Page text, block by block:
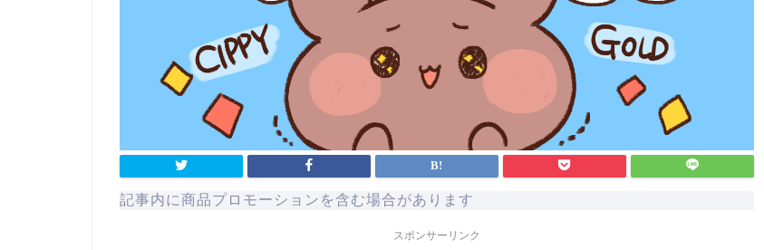
記事内に商品プロモーションを含む場合があります
スポンサーリンク